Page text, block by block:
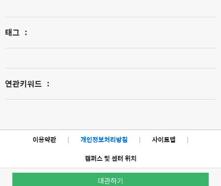
태그 :
연관키워드 :
이용약관 | 개인정보처리방침 | 사이트맵
|
캠퍼스 및 센터 위치
대관하기